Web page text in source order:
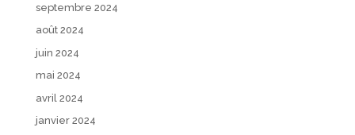
septembre 2024
août 2024
juin 2024
mai 2024
avril 2024
janvier 2024